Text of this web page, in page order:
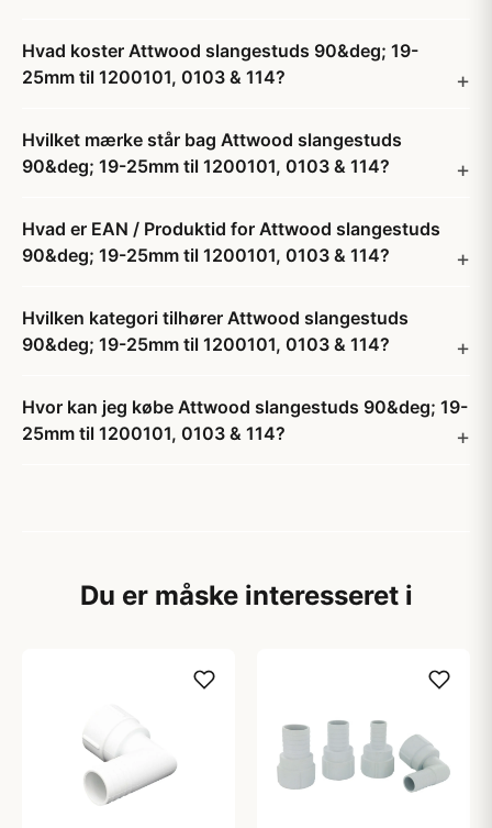
Hvad koster Attwood slangestuds 90&deg; 19-
25mm til 1200101, 0103 & 114?
Hvilket mærke står bag Attwood slangestuds
90&deg; 19-25mm til 1200101, 0103 & 114?
Hvad er EAN / Produktid for Attwood slangestuds
90&deg; 19-25mm til 1200101, 0103 & 114?
Hvilken kategori tilhører Attwood slangestuds
90&deg; 19-25mm til 1200101, 0103 & 114?
Hvor kan jeg købe Attwood slangestuds 90&deg; 19-
25mm til 1200101, 0103 & 114?
Du er måske interesseret i